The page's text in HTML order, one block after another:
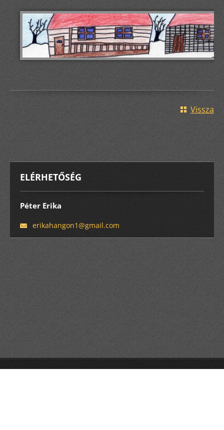
Vissza
ELÉRHETŐSÉG
Péter Erika
erikahangon1@gmail.com